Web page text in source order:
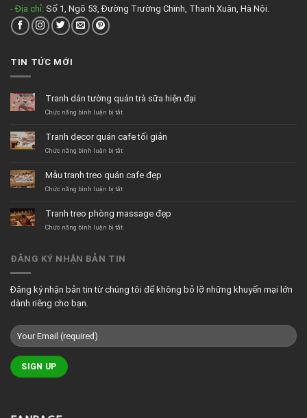
- Địa chỉ: Số 1, Ngõ 53, Đường Trường Chinh, Thanh Xuân, Hà Nội.
TIN TỨC MỚI
Tranh dán tường quán trà sữa hiện đại
Chức năng bình luận bị tắtở
tường
quán
hiện
đại
Tranh decor quán cafe tối giản
Chức năng bình luận bị tắtở
quán
cafe
Mẫu tranh treo quán cafe đẹp
Chức năng bình luận bị tắtở
treo
quán
Tranh treo phòng massage đẹp
Chức năng bình luận bị tắtở
phòng
ĐĂNG KÝ NHẬN BẢN TIN
Đăng ký nhận bản tin từ chúng tôi để không bỏ lỡ những khuyến mại lớn
dành riêng cho bạn.